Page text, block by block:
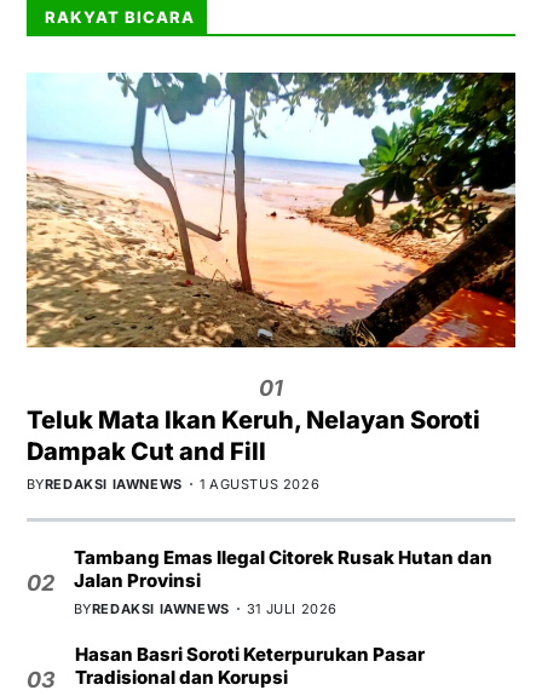
RAKYAT BICARA
01
Teluk Mata Ikan Keruh, Nelayan Soroti
Dampak Cut and Fill
BYREDAKSI IAWNEWS 1 AGUSTUS 2026
02
Tambang Emas Ilegal Citorek Rusak Hutan dan
Jalan Provinsi
BYREDAKSI IAWNEWS 31 JULI 2026
03
Hasan Basri Soroti Keterpurukan Pasar
Tradisional dan Korupsi